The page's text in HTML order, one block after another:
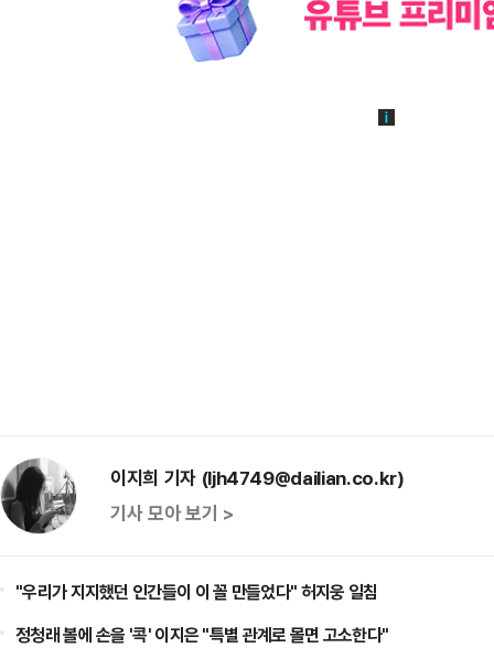
이지희 기자 (ljh4749@dailian.co.kr)
기사 모아 보기 >
"우리가 지지했던 인간들이 이 꼴 만들었다" 허지웅 일침
정청래 볼에 손을 '콕' 이지은 "특별 관계로 몰면 고소한다"